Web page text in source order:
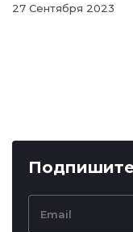
27 Сентября 2023